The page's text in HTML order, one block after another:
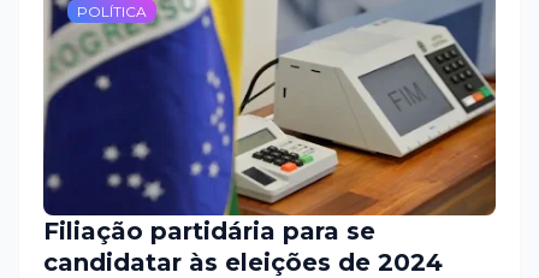
POLÍTICA
Filiação partidária para se
candidatar às eleições de 2024